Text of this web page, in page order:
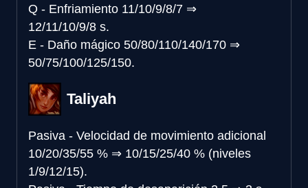
Q - Enfriamiento 11/10/9/8/7 ⇒
12/11/10/9/8 s.
E - Daño mágico 50/80/110/140/170 ⇒
50/75/100/125/150.
Taliyah
Pasiva - Velocidad de movimiento adicional
10/20/35/55 % ⇒ 10/15/25/40 % (niveles
1/9/12/15).